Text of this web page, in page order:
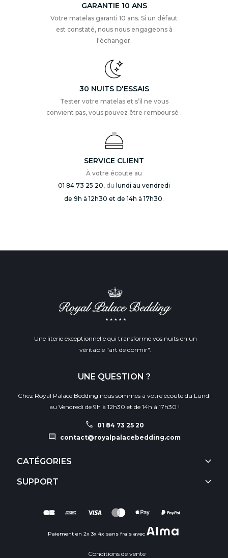
GARANTIE 10 ANS
Votre matelas garanti 10 ans. Si un défaut
est constaté, nous nous engageons à
l'échanger.
30 NUITS D'ESSAIS
Tester votre matelas et s’il ne vous
convient pas, vous pouvez être remboursé .
SERVICE CLIENT
À votre écoute au
01 84 73 25 20, du lundi au vendredi
de 9h à 12h30 et de 14h à 17h30.
Une literie exceptionnelle qui transforme vos nuits en un
véritable "art de dormir".
UNE QUESTION ?
Chez Royal Palace Bedding nous sommes à votre écoute du Lundi
au Vendredi de 9h à 12h30 et de 14h à 17h30 !
call 01 84 73 25 20
comment contact@royalpalacebedding.com
CATÉGORIES keyboard_arrow_down
SUPPORT keyboard_arrow_down
Paiement en 2x 3x 4x sans frais avec
Conditions de vente